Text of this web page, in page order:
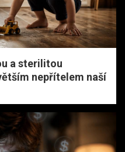
a sterilitou
nepřítelem naší